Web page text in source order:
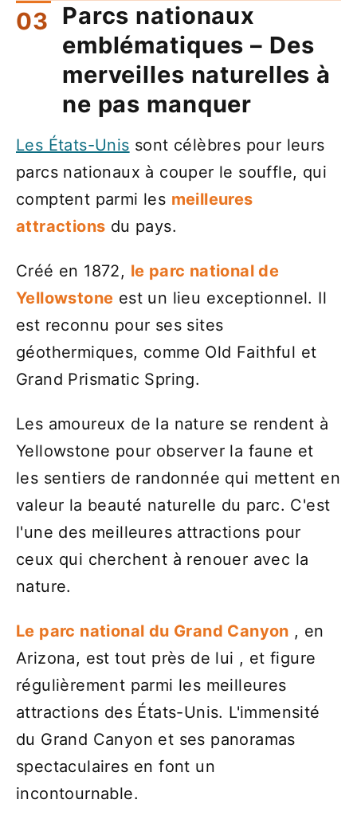
Parcs nationaux
emblématiques – Des
merveilles naturelles à
ne pas manquer
Les États-Unis sont célèbres pour leurs
parcs nationaux à couper le souffle, qui
comptent parmi les meilleures
attractions du pays.
Créé en 1872, le parc national de
Yellowstone est un lieu exceptionnel. Il
est reconnu pour ses sites
géothermiques, comme Old Faithful et
Grand Prismatic Spring.
Les amoureux de la nature se rendent à
Yellowstone pour observer la faune et
les sentiers de randonnée qui mettent en
valeur la beauté naturelle du parc. C'est
l'une des meilleures attractions pour
ceux qui cherchent à renouer avec la
nature.
Le parc national du Grand Canyon , en
Arizona, est tout près de lui , et figure
régulièrement parmi les meilleures
attractions des États-Unis. L'immensité
du Grand Canyon et ses panoramas
spectaculaires en font un
incontournable.